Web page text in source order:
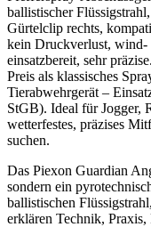
ballistischer
Gürtelclip rechts,
kein Druckverlust, wind-
einsatzbereit, sehr
Preis als klassisches
Tierabwehrgerät –
StGB). Ideal für Jogger,
wetterfestes, präzises
suchen.
Das Piexon Guardian
sondern ein
ballistischen
erklären Technik,